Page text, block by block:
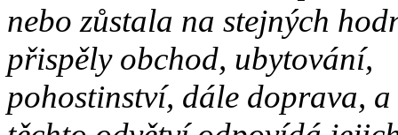
nebo zůstala na stejných
přispěly obchod, ubytování,
pohostinství, dále doprava,